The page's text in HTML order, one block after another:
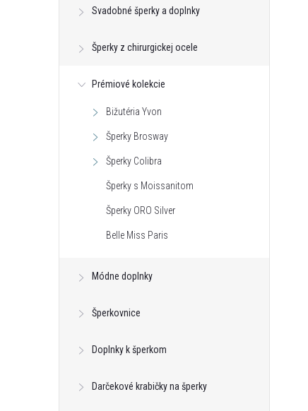
Svadobné šperky a doplnky
Šperky z chirurgickej ocele
Prémiové kolekcie
Bižutéria Yvon
Šperky Brosway
Šperky Colibra
Šperky s Moissanitom
Šperky ORO Silver
Belle Miss Paris
Módne doplnky
Šperkovnice
Doplnky k šperkom
Darčekové krabičky na šperky